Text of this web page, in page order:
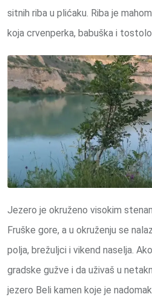
sitnih riba u plićaku. Riba je
koja crvenperka, babuška i
Jezero je okruženo visokim
Fruške gore, a u okruženju se
polja, brežuljci i vikend naselja.
gradske gužve i da uživaš u
jezero Beli kamen koje je